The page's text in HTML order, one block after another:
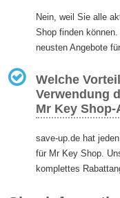
Nein, weil Sie alle
Shop finden
neusten Angebote
Welche
Verwendung
Mr Key
save-up.de hat
für Mr Key Shop.
komplettes